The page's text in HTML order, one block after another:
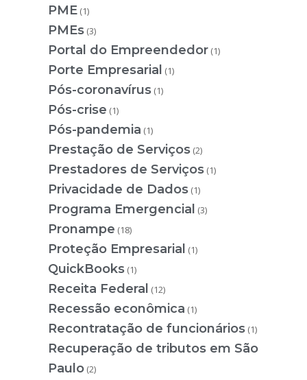
PME (1)
PMEs (3)
Portal do Empreendedor (1)
Porte Empresarial (1)
Pós-coronavírus (1)
Pós-crise (1)
Pós-pandemia (1)
Prestação de Serviços (2)
Prestadores de Serviços (1)
Privacidade de Dados (1)
Programa Emergencial (3)
Pronampe (18)
Proteção Empresarial (1)
QuickBooks (1)
Receita Federal (12)
Recessão econômica (1)
Recontratação de funcionários (1)
Recuperação de tributos em São
Paulo (2)